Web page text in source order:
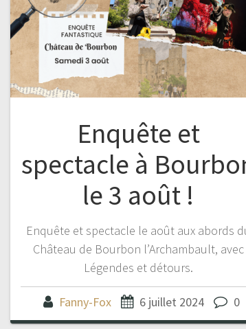
Enquête et
spectacle à
le 3 août !
Enquête et spectacle le août aux abords
Château de Bourbon l’Archambault, avec
Légendes et détours.
Fanny-Fox 6 juillet 2024 0